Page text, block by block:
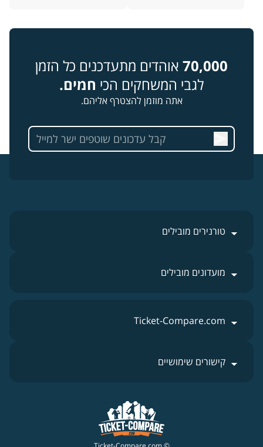
70,000 אוהדים מתעדכנים כל הזמן
לגבי המשחקים הכי חמים.
אתה מוזמן להצטרף אליהם.
טורנירים מובילים
מועדונים מובילים
Ticket-Compare.com
קישורים שימושיים